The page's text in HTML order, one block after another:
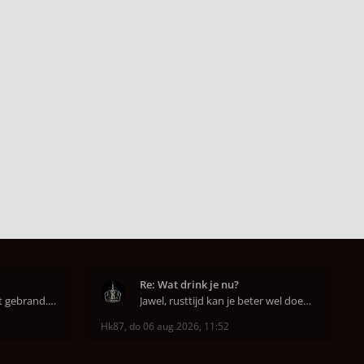
Super dat je zo goed hebt gebrand. Gefeliciteerd!
Re: Wat drink je nu?
Jawel, rusttijd kan je beter wel doen anders smaa
Hk87, do 06 aug 2026, 11:52